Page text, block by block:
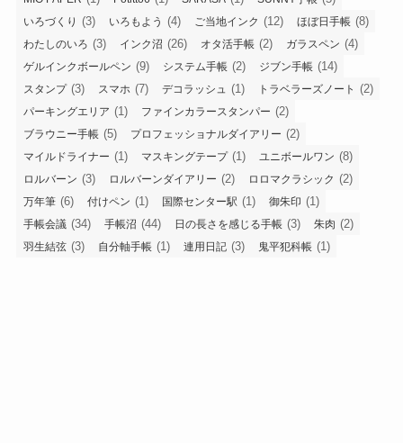
いろづくり (3) いろもよう (4) ご当地インク (12) ほぼ日手帳 (8)
わたしのいろ (3) インク沼 (26) オタ活手帳 (2) ガラスペン (4)
ゲルインクボールペン (9) システム手帳 (2) ジブン手帳 (14)
スタンプ(3) スマホ (7) デコラッシュ (1) トラベラーズノート (2)
パーキングエリア (1) ファインカラースタンパー (2)
ブラウニー手帳 (5) プロフェッショナルダイアリー (2)
マイルドライナー (1) マスキングテープ(1) ユニボールワン (8)
ロルバーン (3) ロルバーンダイアリー (2) ロロマクラシック (2)
万年筆 (6) 付けペン (1) 国際センター駅 (1) 御朱印 (1)
手帳会議 (34) 手帳沼 (44) 日の長さを感じる手帳 (3) 朱肉 (2)
羽生結弦 (3) 自分軸手帳 (1) 連用日記 (3) 鬼平犯科帳 (1)